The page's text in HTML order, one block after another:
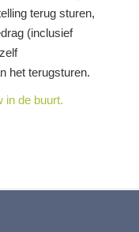
terug sturen,
(inclusief
het terugsturen.
in de buurt.